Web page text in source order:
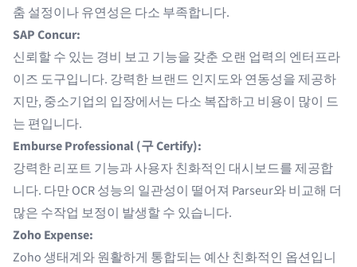
춤 설정이나 유연성은 다소 부족합니다.
SAP Concur:
신뢰할 수 있는 경비 보고 기능을 갖춘 오랜 업력의 엔터프라
이즈 도구입니다. 강력한 브랜드 인지도와 연동성을 제공하
지만, 중소기업의 입장에서는 다소 복잡하고 비용이 많이 드
는 편입니다.
Emburse Professional (구 Certify):
강력한 리포트 기능과 사용자 친화적인 대시보드를 제공합
니다. 다만 OCR 성능의 일관성이 떨어져 Parseur와 비교해 더
많은 수작업 보정이 발생할 수 있습니다.
Zoho Expense:
Zoho 생태계와 원활하게 통합되는 예산 친화적인 옵션입니